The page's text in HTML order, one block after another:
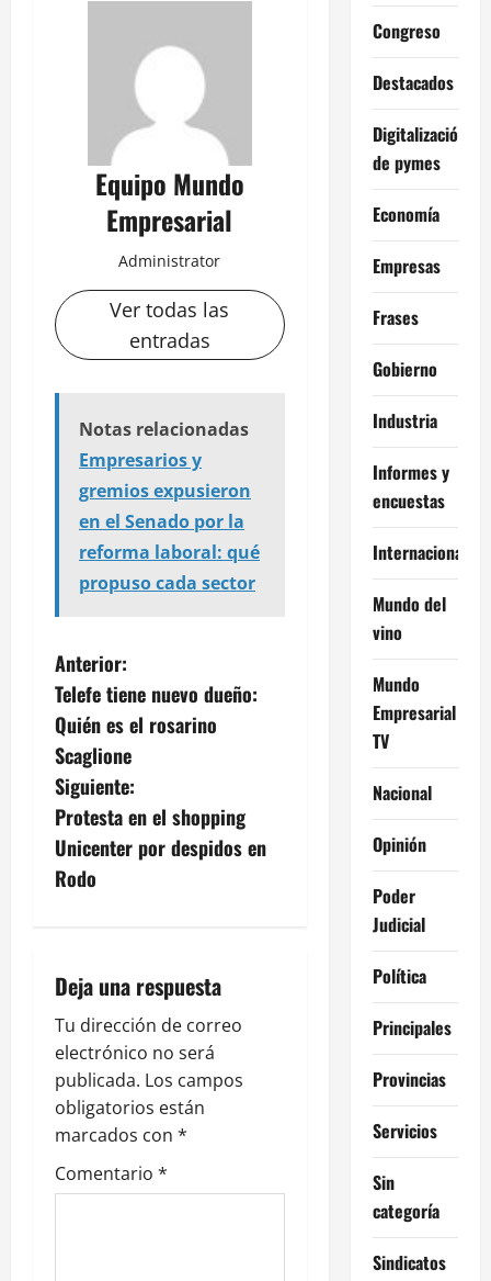
Equipo Mundo
Empresarial
Administrator
Ver todas las
entradas
Notas relacionadas
Empresarios y
gremios expusieron
en el Senado por la
reforma laboral: qué
propuso cada sector
N
a
v
e
g
a
i
ó
n
d
e
Anterior:
Telefe tiene nuevo dueño:
Quién es el rosarino
Scaglione
Siguiente:
Protesta en el shopping
Unicenter por despidos en
Rodo
Deja una respuesta
Tu dirección de correo
electrónico no será
publicada. Los campos
obligatorios están
marcados con *
Comentario *
Congreso
Destacados
Digitalización
de pymes
Economía
Empresas
Frases
Gobierno
Industria
Informes y
encuestas
Internacional
Mundo del
vino
Mundo
Empresarial
TV
Nacional
Opinión
Poder
Judicial
Política
Principales
Provincias
Servicios
Sin
categoría
Sindicatos